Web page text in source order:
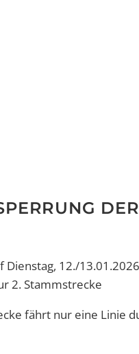
Dienstag, 12./
2. Stammstrecke
fährt nur eine Linie